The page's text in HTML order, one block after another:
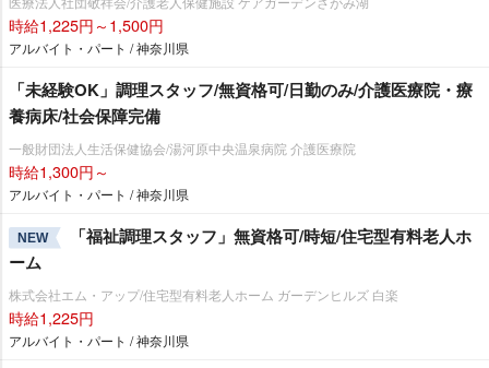
時給1,225円～1,500円
アルバイト・パート / 神奈川県
「未経験OK」調理スタッフ/無資格可/日勤のみ/介護医療院・療
養病床/社会保障完備
一般財団法人生活保健協会/湯河原中央温泉病院 介護医療院
時給1,300円～
アルバイト・パート / 神奈川県
NEW
「福祉調理スタッフ」無資格可/時短/住宅型有料老人ホ
ーム
株式会社エム・アップ/住宅型有料老人ホーム ガーデンヒルズ 白楽
時給1,225円
アルバイト・パート / 神奈川県